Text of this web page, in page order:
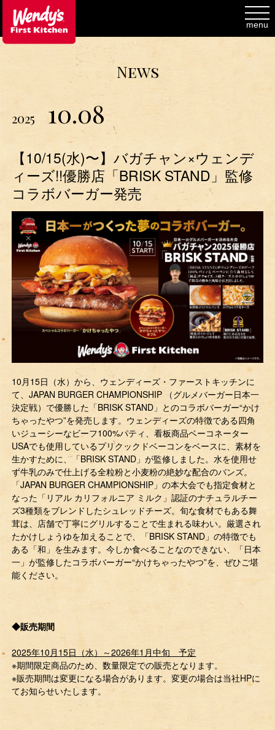
menu
News
2025 10.08
【10/15(水)〜】バガチャン×ウェンデ
ィーズ!!優勝店「BRISK STAND」監修
コラボバーガー発売
10月15日（水）から、ウェンディーズ・ファーストキッチンに
て、JAPAN BURGER CHAMPIONSHIP （グルメバーガー日本一
決定戦）で優勝した「BRISK STAND」とのコラボバーガー“かけ
ちゃったやつ”を発売します。ウェンディーズの特徴である四角
いジューシーなビーフ100%パティ、看板商品ベーコネーター
USAでも使用しているプリクックドベーコンをベースに、素材を
生かすために、「BRISK STAND」が監修しました。水を使用せ
ず牛乳のみで仕上げる全粒粉と小麦粉の絶妙な配合のバンズ。
「JAPAN BURGER CHAMPIONSHIP」の本大会でも指定食材と
なった「リアル カリフォルニア ミルク」認証のナチュラルチー
ズ3種類をブレンドしたシュレッドチーズ。旬な食材でもある舞
茸は、店舗で丁寧にグリルすることで生まれる味わい。厳選され
たかけしょうゆを加えることで、「BRISK STAND」の特徴でも
ある「和」を生みます。今しか食べることなのできない、「日本
一」が監修したコラボバーガー“かけちゃったやつ”を、ぜひご堪
能ください。
◆販売期間
2025年10月15日（水）～2026年1月中旬 予定
※期間限定商品のため、数量限定での販売となります。
※販売期間は変更になる場合があります。変更の場合は当社HPに
てお知らせいたします。